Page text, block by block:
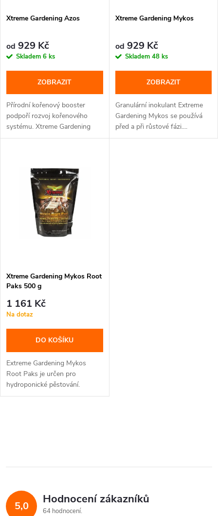
r
o
d
u
k
p
r
o
u
k
Xtreme Gardening Azos
od 929 Kč
Skladem 6 ks
ZOBRAZIT
Přírodní kořenový booster
podpoří rozvoj kořenového
systému. Xtreme Gardening
Azos...
Xtreme Gardening Mykos
od 929 Kč
Skladem 48 ks
ZOBRAZIT
Granulární inokulant Extreme
Gardening Mykos se používá
před a při růstové fázi....
Xtreme Gardening Mykos Root
Paks 500 g
1 161 Kč
Na dotaz
DO KOŠÍKU
Extreme Gardening Mykos
Root Paks je určen pro
hydroponické pěstování.
Používá se před...
l
d 5,0 Hodnocení zákazníků
64 hodnocení